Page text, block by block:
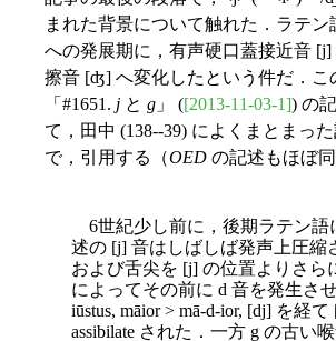
まれた背景について触れた．ラテ
への発展期に，有声硬口蓋接近音
擦音 [ʤ] へ変化したという件だ．こ
「#1651. j と g 」 ([2013-11-03-1]) の
て，田中 (138--39) によくまとまっ
で，引用する（OED の記述もほぼ
6世紀少し前に，後期ラテン語
述の [j] 音はしばしば発声上圧縮
および舌尖を [j] の位置よりさら
によってその前に d 音を発生さ
iūstus, māior > mā-d-ior, [dj] を経
assibilate された．一方 g の古い